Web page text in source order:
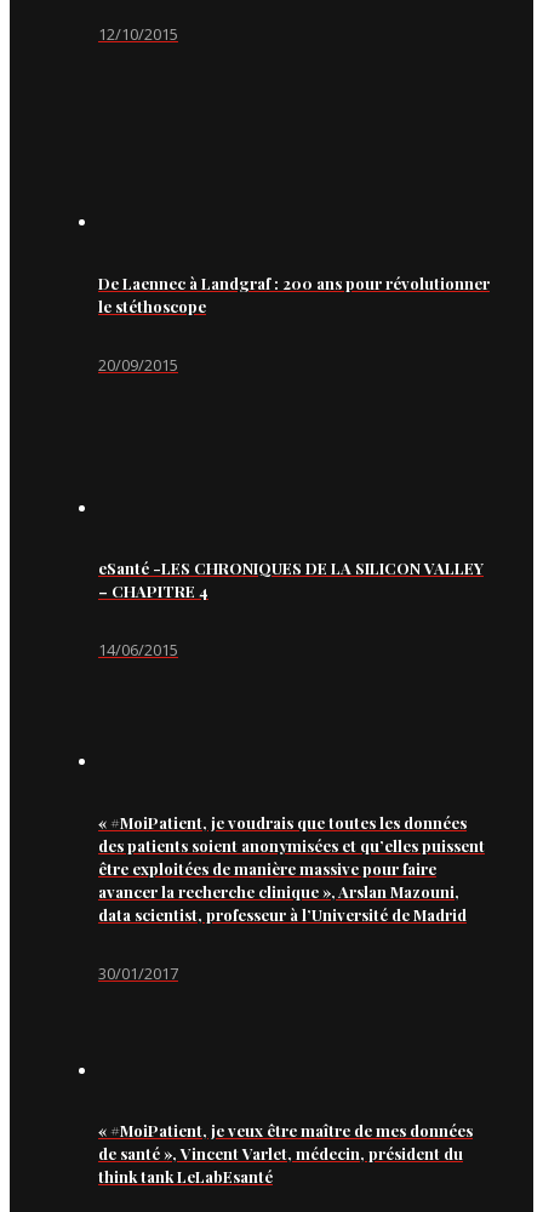
12/10/2015
De Laennec à Landgraf : 200 ans pour révolutionner
le stéthoscope
20/09/2015
eSanté -LES CHRONIQUES DE LA SILICON VALLEY
– CHAPITRE 4
14/06/2015
« #MoiPatient, je voudrais que toutes les données
des patients soient anonymisées et qu’elles puissent
être exploitées de manière massive pour faire
avancer la recherche clinique », Arslan Mazouni,
data scientist, professeur à l’Université de Madrid
30/01/2017
« #MoiPatient, je veux être maître de mes données
de santé », Vincent Varlet, médecin, président du
think tank LeLabEsanté